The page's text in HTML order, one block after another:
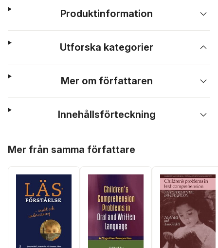
Produktinformation
Utforska kategorier
Mer om författaren
Innehållsförteckning
Mer från samma författare